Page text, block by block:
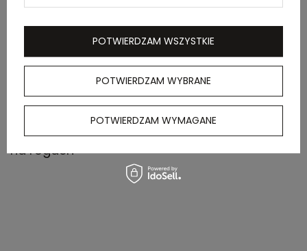
kartonu
zewnętrznego
OPIS
Worek ze sznurkiem z bawełny, wzmocniony
na rogach
POTWIERDZAM WYBRANE
POTWIERDZAM WYMAGANE
POTWIERDZAM WSZYSTKIE